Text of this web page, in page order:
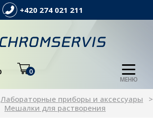
+420 274 021 211
0
МЕНЮ
Лабораторные приборы и аксессуары
Мешалки для растворения